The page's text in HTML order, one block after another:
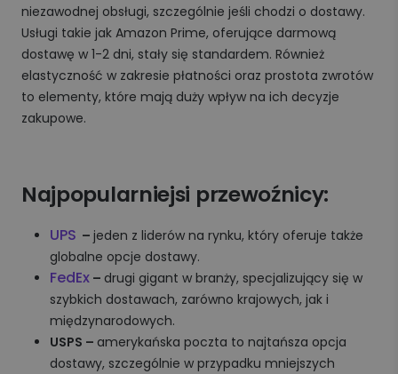
niezawodnej obsługi, szczególnie jeśli chodzi o dostawy.
Usługi takie jak Amazon Prime, oferujące darmową
dostawę w 1-2 dni, stały się standardem. Również
elastyczność w zakresie płatności oraz prostota zwrotów
to elementy, które mają duży wpływ na ich decyzje
zakupowe.
Najpopularniejsi przewoźnicy:
UPS – jeden z liderów na rynku, który oferuje także
globalne opcje dostawy.
FedEx – drugi gigant w branży, specjalizujący się w
szybkich dostawach, zarówno krajowych, jak i
międzynarodowych.
USPS – amerykańska poczta to najtańsza opcja
dostawy, szczególnie w przypadku mniejszych